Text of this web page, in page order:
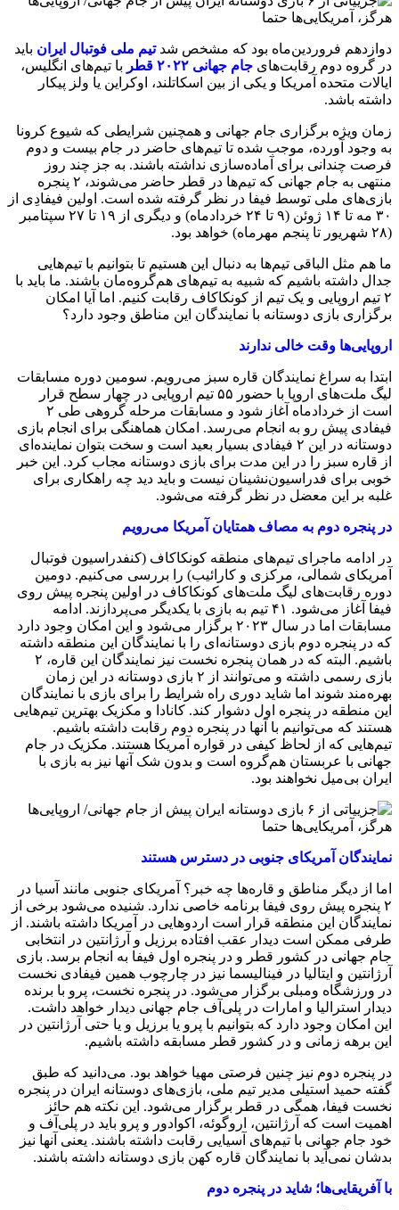
دوازدهم فروردین‌ماه بود که مشخص شدتیم ملی فوتبال ایران باید
در گروه دوم رقابت‌های جام جهانی ۲۰۲۲ قطر
با تیم‌های انگلیس،
ایالات متحده آمریکا و یکی از بین اسکاتلند، اوکراین یا ولز پیکار
داشته باشد.
زمان ویژه برگزاری جام جهانی و همچنین شرایطی که شیوع کرونا
به وجود آورده، موجب شده تا تیم‌های حاضر در جام بیست و دوم
فرصت چندانی برای آماده‌سازی نداشته باشند. به جز چند روز
منتهی به جام جهانی که تیم‌ها در قطر حاضر می‌شوند، ۲ پنجره
بازی‌های ملی توسط فیفا در نظر گرفته شده است. اولین فیفادِی از
۳۰ مه تا ۱۴ ژوئن (۹ تا ۲۴ خردادماه) و دیگری از ۱۹ تا ۲۷ سپتامبر
(۲۸ شهریور تا پنجم مهرماه) خواهد بود.
ما هم مثل الباقی تیم‌ها به دنبال این هستیم تا بتوانیم با تیم‌هایی
جدال داشته باشیم که شبیه به تیم‌های هم‌گروه‌مان باشند. ما باید با
۲ تیم اروپایی و یک تیم از کونکاکاف رقابت کنیم. اما آیا امکان
برگزاری بازی دوستانه با نمایندگان این مناطق وجود دارد؟
اروپایی‌ها وقت خالی ندارند
ابتدا به سراغ نمایندگان قاره سبز می‌رویم. سومین دوره مسابقات
لیگ ملت‌های اروپا با حضور ۵۵ تیم اروپایی در چهار سطح قرار
است از خردادماه آغاز شود و مسابقات مرحله گروهی طی ۲
فیفادی پیش رو به انجام می‌رسد. امکان هماهنگی برای انجام بازی
دوستانه در این ۲ فیفادی بسیار بعید است و سخت بتوان نماینده‌ای
از قاره سبز را در این مدت برای بازی دوستانه مجاب کرد. این خبر
خوبی برای فدراسیون‌نشینان نیست و باید دید چه راهکاری برای
غلبه بر این معضل در نظر گرفته می‌شود.
در پنجره دوم به مصاف همتایان آمریکا می‌رویم
در ادامه ماجرای تیم‌های منطقه کونکاکاف (کنفدراسیون فوتبال
آمریکای شمالی، مرکزی و کارائیب) را بررسی می‌کنیم. دومین
دوره رقابت‌های لیگ ملت‌های کونکاکاف در اولین پنجره پیش روی
فیفا آغاز می‌شود. ۴۱ تیم به بازی با یکدیگر می‌پردازند. ادامه
مسابقات اما در سال ۲۰۲۳ برگزار می‌شود و این امکان وجود دارد
که در پنجره دوم بازی دوستانه‌ای را با نمایندگان این منطقه داشته
باشیم. البته که در همان پنجره نخست نیز نمایندگان این قاره، ۲
بازی رسمی داشته و می‌توانند از ۲ بازی دوستانه در این زمان
بهره‌مند شوند اما شاید دوری راه شرایط را برای بازی با نمایندگان
این منطقه در پنجره اول دشوار کند. کانادا و مکزیک بهترین تیم‌هایی
هستند که می‌توانیم با آنها در پنجره دوم رقابت داشته باشیم.
تیم‌هایی که از لحاظ کیفی در قواره آمریکا هستند. مکزیک در جام
جهانی با عربستان هم‌گروه است و بدون شک آنها نیز به بازی با
ایران بی‌میل نخواهند بود.
نمایندگان‌ آمریکای جنوبی در دسترس هستند
اما از دیگر مناطق و قاره‌ها چه خبر؟ آمریکای جنوبی مانند آسیا در
۲ پنجره پیش روی فیفا برنامه خاصی ندارد. شنیده می‌شود برخی از
نمایندگان این منطقه قرار است اردوهایی در آمریکا داشته باشند. از
طرفی ممکن است دیدار عقب افتاده برزیل و آرژانتین در انتخابی
جام جهانی در کشور قطر و در پنجره اول فیفا به انجام برسد. بازی
آرژانتین و ایتالیا در فینالیسما نیز در چارچوب همین فیفادی نخست
در ورزشگاه ومبلی برگزار می‌شود. در پنجره نخست، پرو با برنده
دیدار استرالیا و امارات در پلی‌آف جام جهانی دیدار خواهد داشت.
این امکان وجود دارد که بتوانیم با پرو یا برزیل و یا حتی آرژانتین در
این برهه زمانی و در کشور قطر مسابقه داشته باشیم.
در پنجره دوم نیز چنین فرصتی مهیا خواهد بود. می‌دانید که طبق
گفته حمید استیلی مدیر تیم ملی، بازی‌های دوستانه ایران در پنجره
نخست فیفا، همگی در قطر برگزار می‌شود. این نکته هم حائز
اهمیت است که آرژانتین، اروگوئه، اکوادور و پرو باید در پلی‌آف و
خود جام جهانی با تیم‌های آسیایی رقابت داشته باشند. یعنی آنها نیز
بدشان نمی‌آید با نمایندگان قاره کهن بازی دوستانه داشته باشند.
با آفریقایی‌ها؛ شاید در پنجره دوم